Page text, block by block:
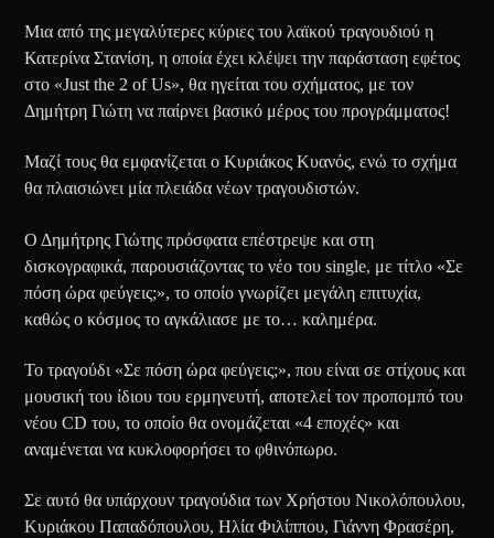
Μια από της μεγαλύτερες κύριες του λαϊκού τραγουδιού η
Κατερίνα Στανίση, η οποία έχει κλέψει την παράσταση εφέτος
στο «Just the 2 of Us», θα ηγείται του σχήματος, με τον
Δημήτρη Γιώτη να παίρνει βασικό μέρος του προγράμματος!
Μαζί τους θα εμφανίζεται ο Κυριάκος Κυανός, ενώ το σχήμα
θα πλαισιώνει μία πλειάδα νέων τραγουδιστών.
Ο Δημήτρης Γιώτης πρόσφατα επέστρεψε και στη
δισκογραφικά, παρουσιάζοντας το νέο του single, με τίτλο «Σε
πόση ώρα φεύγεις;», το οποίο γνωρίζει μεγάλη επιτυχία,
καθώς ο κόσμος το αγκάλιασε με το… καλημέρα.
Το τραγούδι «Σε πόση ώρα φεύγεις;», που είναι σε στίχους και
μουσική του ίδιου του ερμηνευτή, αποτελεί τον προπομπό του
νέου CD του, το οποίο θα ονομάζεται «4 εποχές» και
αναμένεται να κυκλοφορήσει το φθινόπωρο.
Σε αυτό θα υπάρχουν τραγούδια των Χρήστου Νικολόπουλου,
Κυριάκου Παπαδόπουλου, Ηλία Φιλίππου, Γιάννη Φρασέρη,